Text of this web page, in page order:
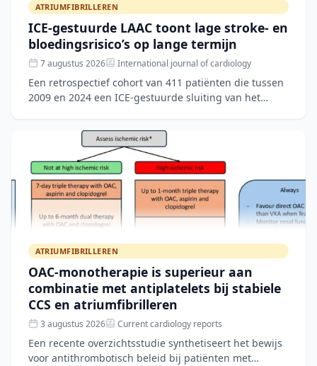
ATRIUMFIBRILLEREN
ICE-gestuurde LAAC toont lage stroke- en
bloedingsrisico’s op lange termijn
7 augustus 2026 International journal of cardiology
Een retrospectief cohort van 411 patiënten die tussen
2009 en 2024 een ICE-gestuurde sluiting van het
ATRIUMFIBRILLEREN
OAC-monotherapie is superieur aan
combinatie met antiplatelets bij stabiele
CCS en atriumfibrilleren
3 augustus 2026 Current cardiology reports
Een recente overzichtsstudie synthetiseert het bewijs
voor antithrombotisch beleid bij patiënten met